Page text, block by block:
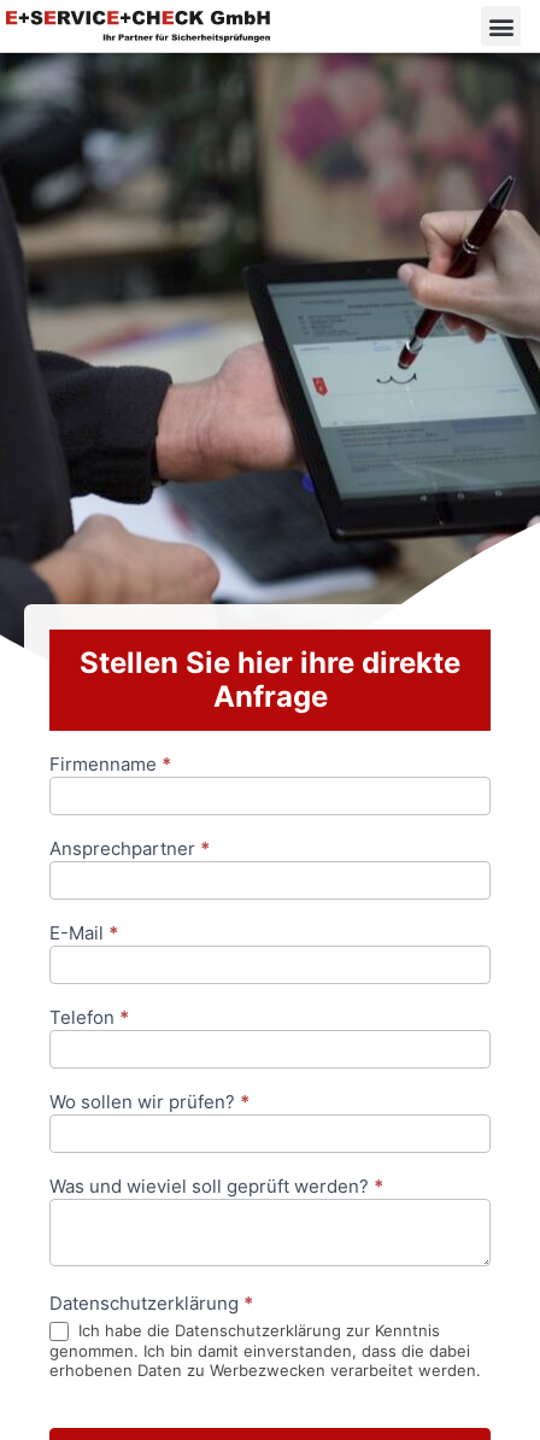
Stellen Sie hier ihre direkte
Anfrage
Anfrageformular
Firmenname *
Ansprechpartner *
E-Mail *
Telefon *
Wo sollen wir prüfen? *
Was und wieviel soll geprüft werden? *
Datenschutzerklärung *
Ich habe die Datenschutzerklärung zur Kenntnis
genommen. Ich bin damit einverstanden, dass die dabei
erhobenen Daten zu Werbezwecken verarbeitet werden.